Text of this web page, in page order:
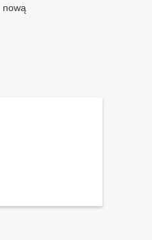
nową